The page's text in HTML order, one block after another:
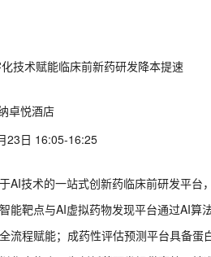
技术赋能临床前新药研发降本提速
卓悦酒店
23日 16:05-16:25
AI技术的一站式创新药临床前研发平
能靶点与AI虚拟药物发现平台通过AI
流程赋能；成药性评估预测平台具备蛋